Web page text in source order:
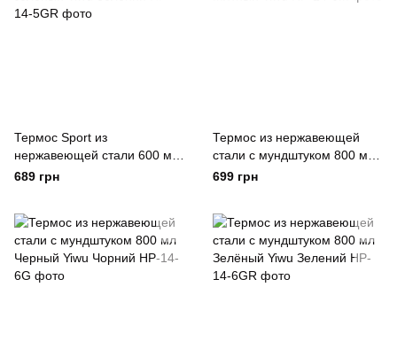
Термос Sport из
нержавеющей стали 600 мл
зеленый Yiwu Зелений
689 грн
Термос из нержавеющей
стали с мундштуком 800 мл
Мятный Yiwu
699 грн